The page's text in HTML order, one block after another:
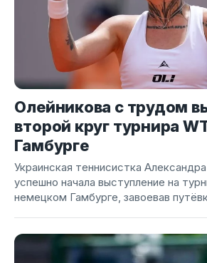
Олейникова с трудом
второй круг турнира
Гамбурге
Украинская теннисистка
успешно начала выступление на
немецком Гамбурге, завоевав